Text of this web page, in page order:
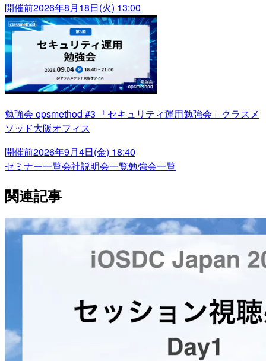
開催前2026年8月18日(火) 13:00
勉強会 opsmethod #3 「セキュリティ運用勉強会」クラスメ
ソッド大阪オフィス
開催前2026年9月4日(金) 18:40
セミナー一覧会社説明会一覧勉強会一覧
関連記事